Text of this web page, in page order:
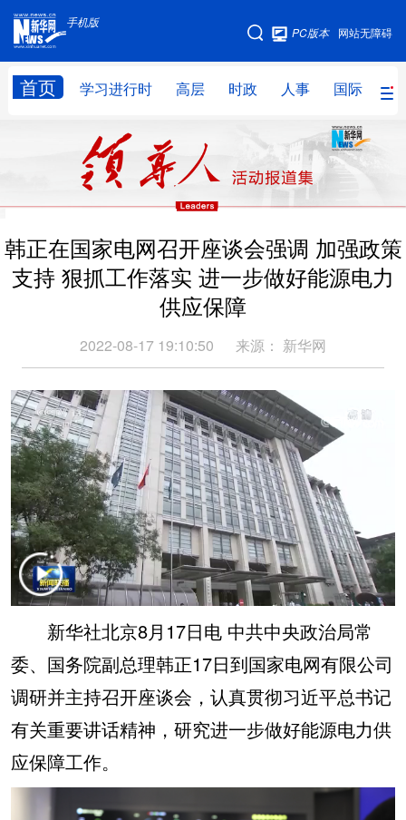
手机版
网站无障碍
PC版本
首页 学习进行时 高层 时政 人事 国际 财
手机版
网站地图
高层 人事
财经 网评
台湾 思客智库 全球连线 教育
科技 科创 量子 体育
文化 书画 健康 军事
法律 中央文件 金融 汽车
食品 人居 信息化
学术中国 乡村振兴 银龄 溯源中国
城市 旅游 能源
彩票 娱乐 时尚 悦读
公益 一带一路 亚太网 上市公司
文化产业
地方频道
北京 天津 河北 山西
辽宁 吉林 上海 江苏
韩正在国家电网召开座谈会强调 加强政策
支持 狠抓工作落实 进一步做好能源电力
供应保障
2022-08-17 19:10:50 来源： 新华网
新华社北京8月17日电 中共中央政治局常
委、国务院副总理韩正17日到国家电网有限公司
调研并主持召开座谈会，认真贯彻习近平总书记
有关重要讲话精神，研究进一步做好能源电力供
应保障工作。